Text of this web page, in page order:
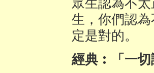
生，你們認
定是對的。
經典︰「一